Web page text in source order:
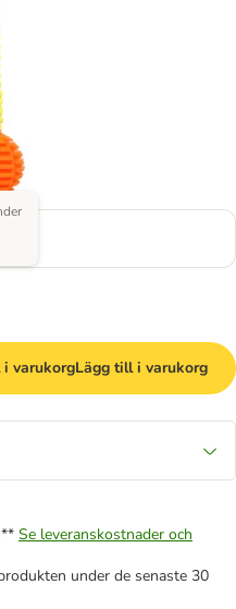
varukorgLägg till i varukorg
Se leveranskostnader och
under de senaste 30